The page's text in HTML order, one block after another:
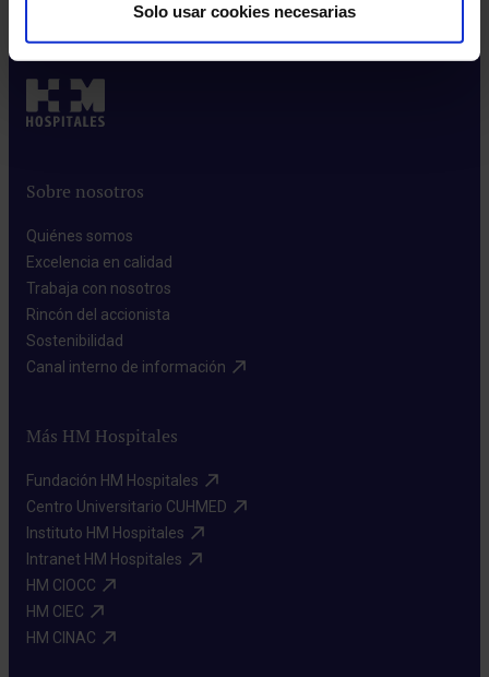
Solo usar cookies necesarias
Sobre nosotros
Quiénes somos​
Excelencia en calidad​
Trabaja con nosotros​
Rincón del accionista​
Sostenibilidad​
Canal interno de información​
Más HM Hospitales
Fundación HM Hospitales​
Centro Universitario CUHMED​
Instituto HM Hospitales​
Intranet HM Hospitales​
HM CIOCC​
HM CIEC​
HM CINAC​